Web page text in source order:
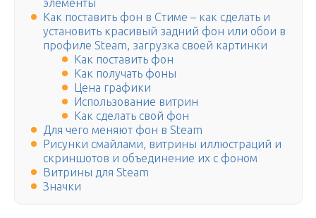
элементы
Как поставить фон в Стиме – как сделать и
установить красивый задний фон или обои в
профиле Steam, загрузка своей картинки
Как поставить фон
Как получать фоны
Цена графики
Использование витрин
Как сделать свой фон
Для чего меняют фон в Steam
Рисунки смайлами, витрины иллюстраций и
скриншотов и объединение их с фоном
Витрины для Steam
Значки